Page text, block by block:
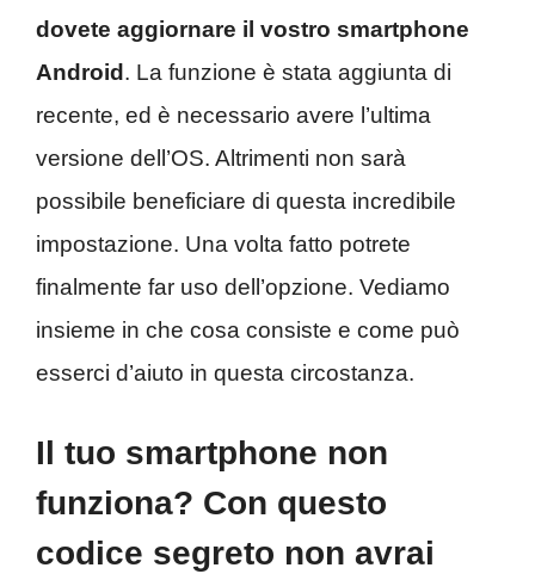
dovete aggiornare il vostro smartphone
Android. La funzione è stata aggiunta di
recente, ed è necessario avere l’ultima
versione dell’OS. Altrimenti non sarà
possibile beneficiare di questa incredibile
impostazione. Una volta fatto potrete
finalmente far uso dell’opzione. Vediamo
insieme in che cosa consiste e come può
esserci d’aiuto in questa circostanza.
Il tuo smartphone non
funziona? Con questo
codice segreto non avrai